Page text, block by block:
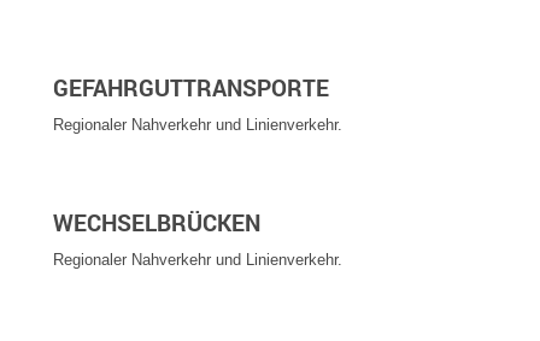
GEFAHRGUTTRANSPORTE
Regionaler Nahverkehr und Linienverkehr.
WECHSELBRÜCKEN
Regionaler Nahverkehr und Linienverkehr.